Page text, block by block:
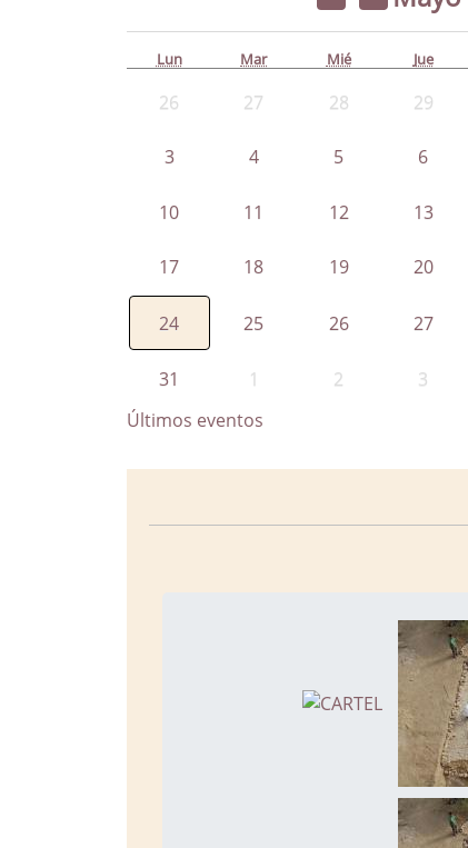
Lun Mar Mié Jue
26 27 28 29
3 4 5 6
10 11 12 13
17 18 19 20
24 25 26 27
31 1 2 3
Últimos eventos